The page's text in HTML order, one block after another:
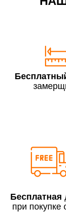
По Москве в
время 3 500
Сборка по
До 300 000 руб.
Свыше 300 000
Бесплатная
при покупке